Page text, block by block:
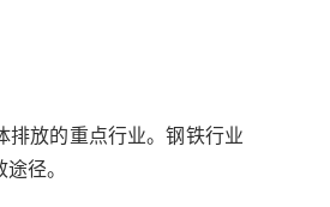
排放的重点行业。钢铁行业
径。